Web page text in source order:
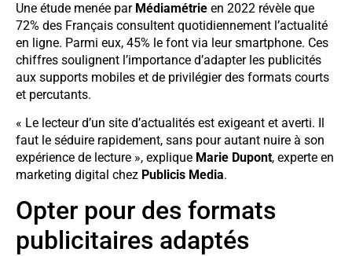
Une étude menée par Médiamétrie en 2022 révèle que
72% des Français consultent quotidiennement l’actualité
en ligne. Parmi eux, 45% le font via leur smartphone. Ces
chiffres soulignent l’importance d’adapter les publicités
aux supports mobiles et de privilégier des formats courts
et percutants.
« Le lecteur d’un site d’actualités est exigeant et averti. Il
faut le séduire rapidement, sans pour autant nuire à son
expérience de lecture », explique Marie Dupont, experte en
marketing digital chez Publicis Media.
Opter pour des formats
publicitaires adaptés